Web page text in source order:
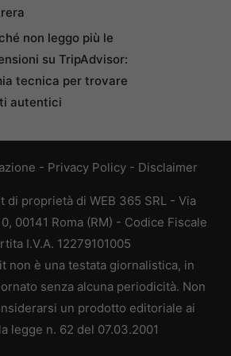
non leggo più le
su TripAdvisor:
tecnica per trovare
autentici
- Privacy Policy - Disclaimer
di proprietà di WEB 365 SRL - Via
00141 Roma (RM) - Codice Fiscale
I.V.A. 12279101005
non è una testata giornalistica, in
senza alcuna periodicità. Non
un prodotto editoriale ai
legge n. 62 del 07.03.2001